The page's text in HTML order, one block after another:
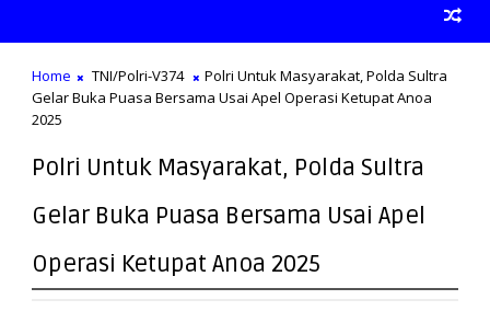
Home TNI/Polri-V374
Polri Untuk Masyarakat, Polda Sultra
Gelar Buka Puasa Bersama Usai Apel Operasi Ketupat Anoa
2025
Polri Untuk Masyarakat, Polda Sultra
Gelar Buka Puasa Bersama Usai Apel
Operasi Ketupat Anoa 2025